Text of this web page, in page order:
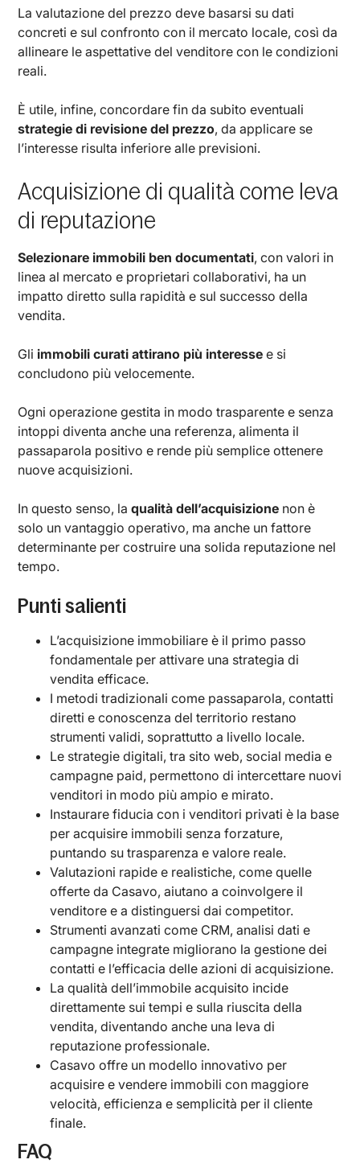
La valutazione del prezzo deve basarsi su dati
concreti e sul confronto con il mercato locale, così da
allineare le aspettative del venditore con le condizioni
reali.
È utile, infine, concordare fin da subito eventuali
strategie di revisione del prezzo, da applicare se
l’interesse risulta inferiore alle previsioni.
Acquisizione di qualità come leva
di reputazione
Selezionare immobili ben documentati, con valori in
linea al mercato e proprietari collaborativi, ha un
impatto diretto sulla rapidità e sul successo della
vendita.
Gli immobili curati attirano più interesse e si
concludono più velocemente.
Ogni operazione gestita in modo trasparente e senza
intoppi diventa anche una referenza, alimenta il
passaparola positivo e rende più semplice ottenere
nuove acquisizioni.
In questo senso, laqualità dell’acquisizione non è
solo un vantaggio operativo, ma anche un fattore
determinante per costruire una solida reputazione nel
tempo.
Punti salienti
L’acquisizione immobiliare è il primo passo
fondamentale per attivare una strategia di
vendita efficace.
I metodi tradizionali come passaparola, contatti
diretti e conoscenza del territorio restano
strumenti validi, soprattutto a livello locale.
Le strategie digitali, tra sito web, social media e
campagne paid, permettono di intercettare nuovi
venditori in modo più ampio e mirato.
Instaurare fiducia con i venditori privati è la base
per acquisire immobili senza forzature,
puntando su trasparenza e valore reale.
Valutazioni rapide e realistiche, come quelle
offerte da Casavo, aiutano a coinvolgere il
venditore e a distinguersi dai competitor.
Strumenti avanzati come CRM, analisi dati e
campagne integrate migliorano la gestione dei
contatti e l’efficacia delle azioni di acquisizione.
La qualità dell’immobile acquisito incide
direttamente sui tempi e sulla riuscita della
vendita, diventando anche una leva di
reputazione professionale.
Casavo offre un modello innovativo per
acquisire e vendere immobili con maggiore
velocità, efficienza e semplicità per il cliente
finale.
FAQ